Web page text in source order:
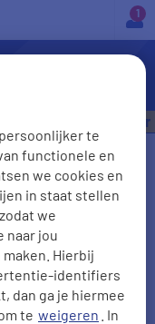
te
functionele en
we cookies en
in staat stellen
we
naar jou
Hierbij
identifiers
dan ga je hiermee
te weigeren . In
a
€535,- per jaar